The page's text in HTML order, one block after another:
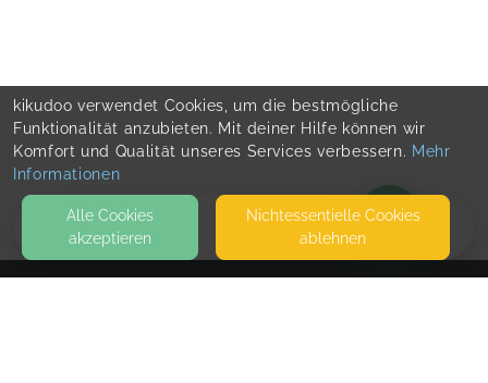
kikudoo verwendet Cookies, um die bestmögliche
Funktionalität anzubieten. Mit deiner Hilfe können wir
Komfort und Qualität unseres Services verbessern. Mehr
Informationen
Alle Cookies
akzeptieren
Nicht­essentielle Cookies
ablehnen